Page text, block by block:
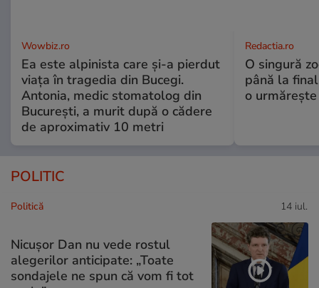
Wowbiz.ro
Ea este alpinista care și-a pierdut
viața în tragedia din Bucegi.
Antonia, medic stomatolog din
București, a murit după o cădere
de aproximativ 10 metri
Redactia.ro
O singură
până la
o
POLITIC
Politică 14 iul.
Nicușor Dan nu vede rostul
alegerilor anticipate: „Toate
sondajele ne spun că vom fi tot